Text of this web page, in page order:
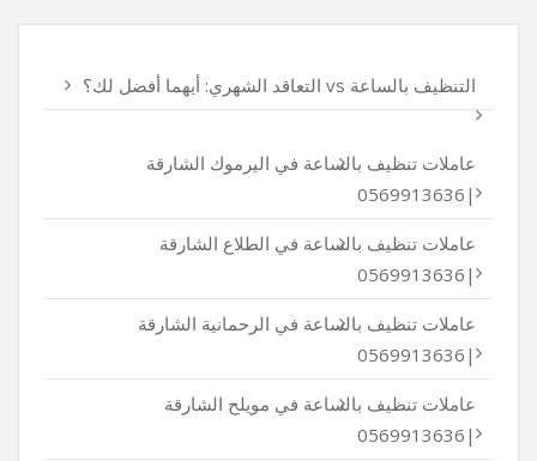
التنظيف بالساعة vs التعاقد الشهري: أيهما أفضل لك؟
عاملات تنظيف بالساعة في اليرموك الشارقة
|0569913636
عاملات تنظيف بالساعة في الطلاع الشارقة
|0569913636
عاملات تنظيف بالساعة في الرحمانية الشارقة
|0569913636
عاملات تنظيف بالساعة في مويلح الشارقة
|0569913636